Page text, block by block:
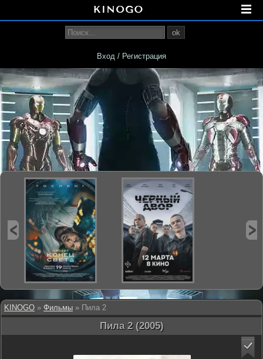
KINOGO » Фильмы » Пила 2
Пила 2 (2005)
ok
Вход / Регистрация